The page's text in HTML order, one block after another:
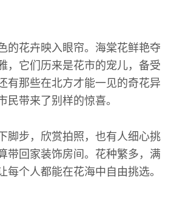
的花卉映入眼帘。海棠花鲜艳夺
，它们历来是花市的宠儿，备受
有那些在北方才能一见的奇花异
民带来了别样的惊喜。
脚步，欣赏拍照，也有人细心挑
带回家装饰房间。花种繁多，满
每个人都能在花海中自由挑选。